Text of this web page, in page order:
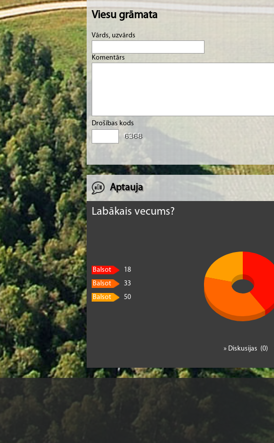
Viesu grāmata
Vārds, uzvārds
Komentārs
Drošības kods
Aptauja
Labākais vecums?
Balsot
18
Balsot
33
Balsot
50
» Diskusijas (0)